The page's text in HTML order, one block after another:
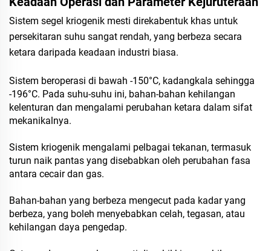
Sistem segel kriogenik mesti direkabentuk khas untuk
persekitaran suhu sangat rendah, yang berbeza secara
ketara daripada keadaan industri biasa.
Sistem beroperasi di bawah -150°C, kadangkala sehingga
-196°C. Pada suhu-suhu ini, bahan-bahan kehilangan
kelenturan dan mengalami perubahan ketara dalam sifat
mekanikalnya.
Sistem kriogenik mengalami pelbagai tekanan, termasuk
turun naik pantas yang disebabkan oleh perubahan fasa
antara cecair dan gas.
Bahan-bahan yang berbeza mengecut pada kadar yang
berbeza, yang boleh menyebabkan celah, tegasan, atau
kehilangan daya pengedap.